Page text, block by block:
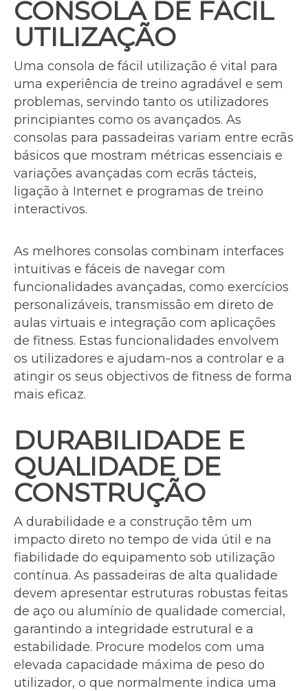
CONSOLA DE FÁCIL
UTILIZAÇÃO
Uma consola de fácil utilização é vital para
uma experiência de treino agradável e sem
problemas, servindo tanto os utilizadores
principiantes como os avançados. As
consolas para passadeiras variam entre ecrãs
básicos que mostram métricas essenciais e
variações avançadas com ecrãs tácteis,
ligação à Internet e programas de treino
interactivos.
As melhores consolas combinam interfaces
intuitivas e fáceis de navegar com
funcionalidades avançadas, como exercícios
personalizáveis, transmissão em direto de
aulas virtuais e integração com aplicações
de fitness. Estas funcionalidades envolvem
os utilizadores e ajudam-nos a controlar e a
atingir os seus objectivos de fitness de forma
mais eficaz.
DURABILIDADE E
QUALIDADE DE
CONSTRUÇÃO
A durabilidade e a construção têm um
impacto direto no tempo de vida útil e na
fiabilidade do equipamento sob utilização
contínua. As passadeiras de alta qualidade
devem apresentar estruturas robustas feitas
de aço ou alumínio de qualidade comercial,
garantindo a integridade estrutural e a
estabilidade. Procure modelos com uma
elevada capacidade máxima de peso do
utilizador, o que normalmente indica uma